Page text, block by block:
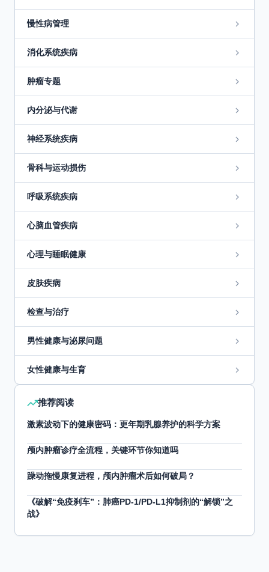
慢性病管理
消化系统疾病
肿瘤专题
内分泌与代谢
神经系统疾病
骨科与运动损伤
呼吸系统疾病
心脑血管疾病
心理与睡眠健康
皮肤疾病
检查与治疗
男性健康与泌尿问题
女性健康与生育
推荐阅读
激素波动下的健康密码：更年期乳腺养护的科学方案
颅内肿瘤诊疗全流程，关键环节你知道吗
躁动拖慢康复进程，颅内肿瘤术后如何破局？
《破解“免疫刹车”：肺癌PD-1/PD-L1抑制剂的“解锁”之
战》